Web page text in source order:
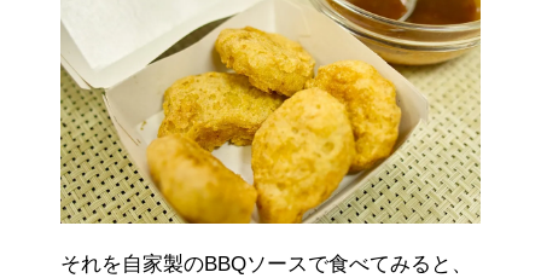
それを自家製のBBQソースで食べてみると、